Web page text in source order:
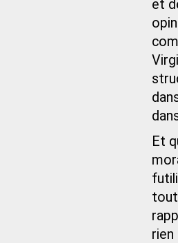
et
Et
rien